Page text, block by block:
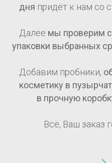
дня придёт к нам со
Далее мы проверим
упаковки выбранных
Добавим пробники,
косметику в
в прочную
Всё, Ваш заказ